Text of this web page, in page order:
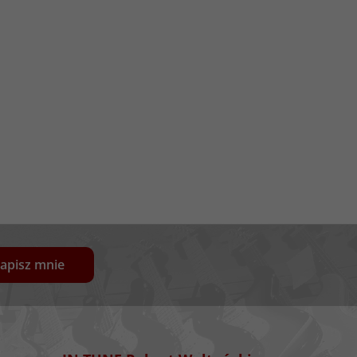
mnie